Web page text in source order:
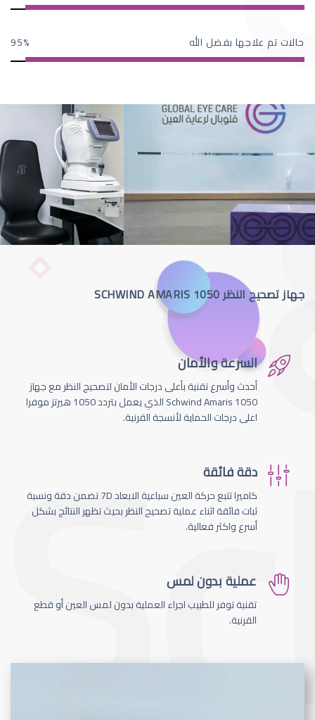
حالات تم علاجها بفضل الله 95
جهاز تصحيح النظر SCHWIND AMARIS 1050
السرعة والأمان
أحدث وأسرع تقنية بأعلى درجات الأمان لتصحيج النظر مع جهاز
Schwind Amaris 1050 الذي يعمل بتردد 1050 هيرتز موفرا
اعلى درجات الحماية لأنسجة القرنية.
دقة فائقة
كاميرا تتبع حركة العين سباعية الابعاد 7D تضمن دقة ونسبة
ثبات فائقة اثناء عملية تصحيح النظر بحيث تظهر النتائج بشكل
أسرع واكثر فعالية.
عملية بدون لمس
تقنية توفر للطبيب اجراء العملية بدون لمس العين أو قطع
القرنية.